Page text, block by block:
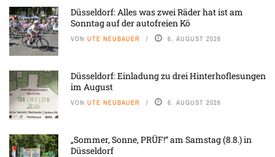
Düsseldorf: Alles was zwei Räder hat ist am
Sonntag auf der autofreien Kö
VON UTE NEUBAUER 6. AUGUST 2026
Düsseldorf: Einladung zu drei Hinterhoflesungen
im August
VON UTE NEUBAUER 6. AUGUST 2026
„Sommer, Sonne, PRÜF!“ am Samstag (8.8.) in
Düsseldorf